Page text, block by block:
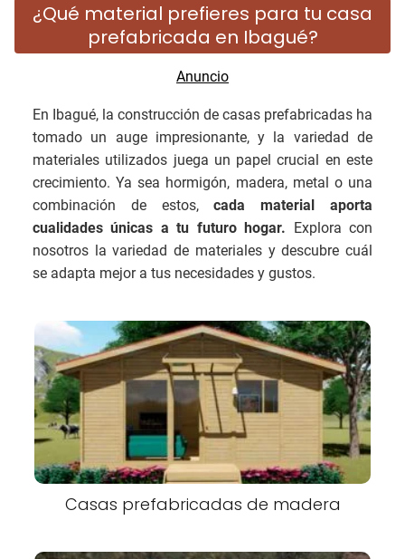
¿Qué material prefieres para tu casa
prefabricada en Ibagué?
En Ibagué, la construcción de casas prefabricadas ha
tomado un auge impresionante, y la variedad de
materiales utilizados juega un papel crucial en este
crecimiento. Ya sea hormigón, madera, metal o una
combinación de estos,cada material aporta
cualidades únicas a tu futuro hogar. Explora con
nosotros la variedad de materiales y descubre cuál
se adapta mejor a tus necesidades y gustos.
Casas prefabricadas de madera